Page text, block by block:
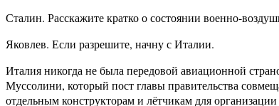
Сталин. Расскажите кратко о состоянии военно-
Яковлев. Если разрешите, начну с Италии.
Италия никогда не была передовой авиационной
Муссолини, который пост главы правительства
отдельным конструкторам и лётчикам для